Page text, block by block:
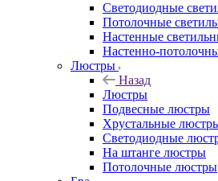
Светодиодные
Потолочные
Настенные
Настенно-
Люстры
Назад
Люстры
Подвесные люстры
Хрустальные
Светодиодные
На штанге люстры
Потолочные люстры